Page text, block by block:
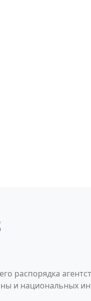
распорядка
и национальных